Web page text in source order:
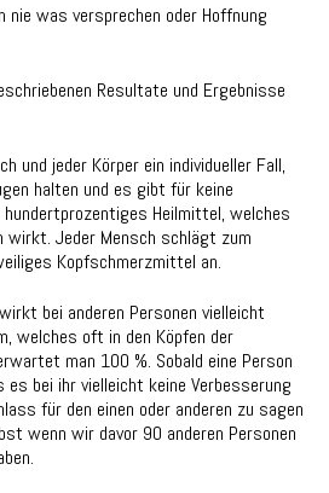
nie was versprechen oder Hoffnung
Resultate und Ergebnisse
und jeder Körper ein individueller Fall,
halten und es gibt für keine
Heilmittel, welches
wirkt. Jeder Mensch schlägt zum
Kopfschmerzmittel an.
bei anderen Personen vielleicht
welches oft in den Köpfen der
man 100 %. Sobald eine Person
bei ihr vielleicht keine Verbesserung
für den einen oder anderen zu sagen
wenn wir davor 90 anderen Personen